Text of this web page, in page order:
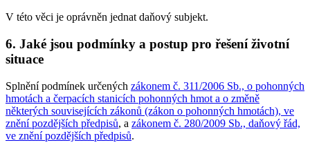
V této věci je oprávněn jednat daňový subjekt.
6. Jaké jsou podmínky a postup pro řešení životní
situace
Splnění podmínek určených zákonem č. 311/2006 Sb., o pohonných
hmotách a čerpacích stanicích pohonných hmot a o změně
některých souvisejících zákonů (zákon o pohonných hmotách), ve
znění pozdějších předpisů, a zákonem č. 280/2009 Sb., daňový řád,
ve znění pozdějších předpisů.